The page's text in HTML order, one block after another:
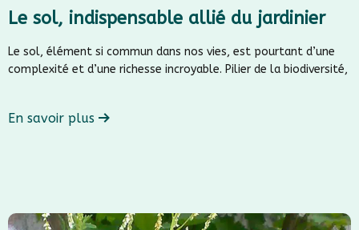
Le sol, indispensable allié du jardinier
Le sol, élément si commun dans nos vies, est pourtant d’une
complexité et d’une richesse incroyable. Pilier de la biodiversité,
En savoir plus